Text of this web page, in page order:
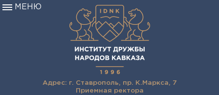
Адрес: г. Ставрополь, пр. К.Маркса, 7
Приемная ректора
МЕНЮ